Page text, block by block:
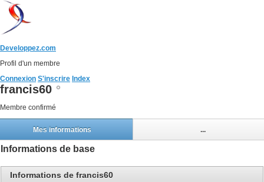
Developpez.com
Profil d'un membre
Connexion S'inscrire Index
francis60
Membre confirmé
Mes informations ...
Informations de base
Informations de francis60